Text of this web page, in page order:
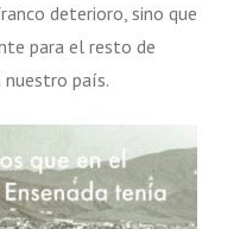
deterioro, sino que
para el resto de
país.